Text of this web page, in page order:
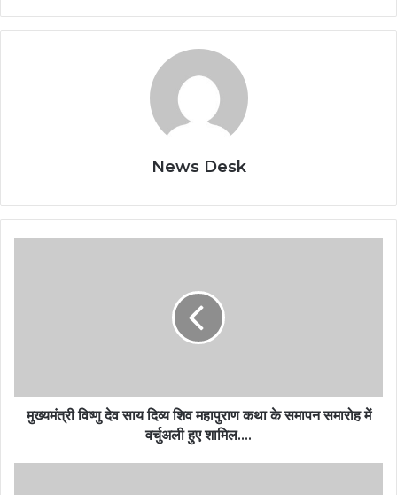
News Desk
मुख्यमंत्री विष्णु देव साय दिव्य शिव महापुराण कथा के समापन समारोह में
वर्चुअली हुए शामिल….